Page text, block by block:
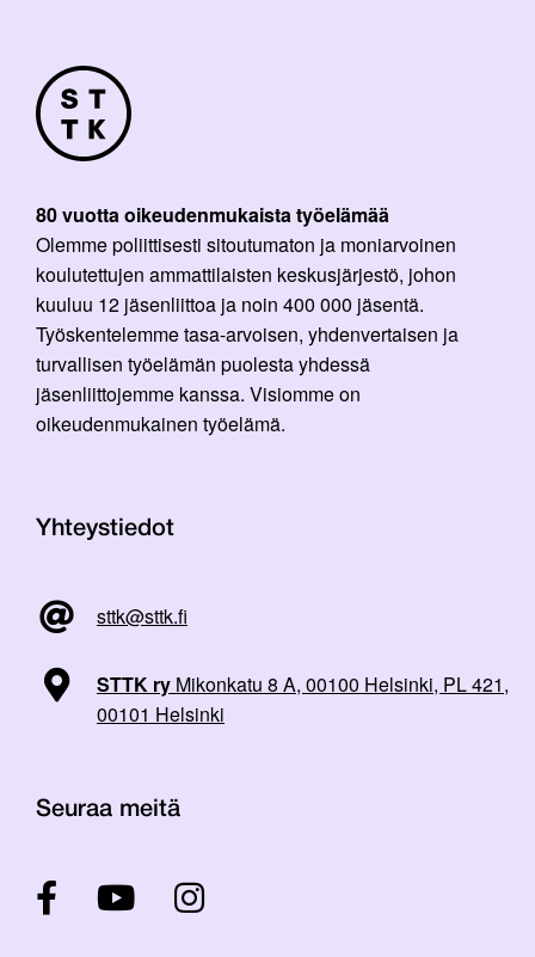
80 vuotta oikeudenmukaista työelämää
Olemme poliittisesti sitoutumaton ja moniarvoinen
koulutettujen ammattilaisten keskusjärjestö, johon
kuuluu 12 jäsenliittoa ja noin 400 000 jäsentä.
Työskentelemme tasa-arvoisen, yhdenvertaisen ja
turvallisen työelämän puolesta yhdessä
jäsenliittojemme kanssa. Visiomme on
oikeudenmukainen työelämä.
Yhteystiedot
sttk@sttk.fi
STTK ry Mikonkatu 8 A, 00100 Helsinki, PL 421,
00101 Helsinki
Seuraa meitä